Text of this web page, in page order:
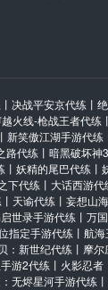
丨 决战平安京代练 丨
越火线-枪战王者代练 丨
丨 新笑傲江湖手游代练
路代练 丨 暗黑破坏神
丨 妖精的尾巴代练 丨
下代练 丨 大话西游代
丨 天谕代练 丨 妄想山
世录手游代练 丨 万
指定手游代练 丨 航海
：新世纪代练 丨 摩尔
游2代练 丨 火影忍者
无烬星河手游代练 丨